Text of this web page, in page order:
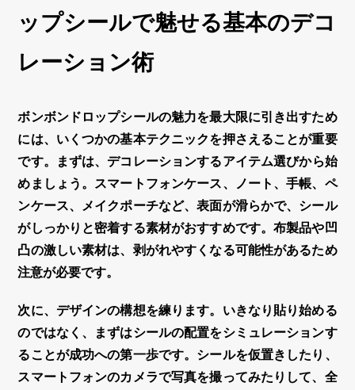
ップシールで魅せる基本のデコ
レーション術
ボンボンドロップシールの魅力を最大限に引き出すため
には、いくつかの基本テクニックを押さえることが重要
です。まずは、デコレーションするアイテム選びから始
めましょう。スマートフォンケース、ノート、手帳、ペ
ンケース、メイクポーチなど、表面が滑らかで、シール
がしっかりと密着する素材がおすすめです。布製品や凹
凸の激しい素材は、剥がれやすくなる可能性があるため
注意が必要です。
次に、デザインの構想を練ります。いきなり貼り始める
のではなく、まずはシールの配置をシミュレーションす
ることが成功への第一歩です。シールを仮置きしたり、
スマートフォンのカメラで写真を撮ってみたりして、全